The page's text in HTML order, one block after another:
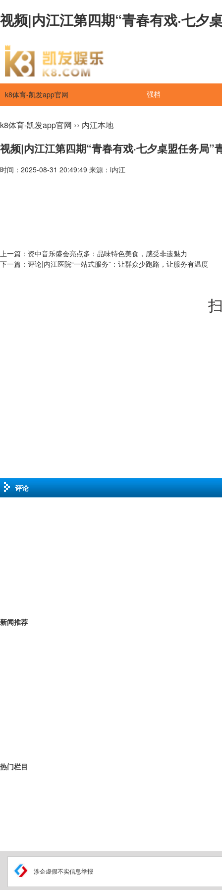
视频|内江江第四期“青春有戏·七夕
k8体育-凯发app官网 强档
k8体育-凯发app官网 ›› 内江本地
视频|内江江第四期“青春有戏·七夕桌盟任务局”
时间：2025-08-31 20:49:49 来源：i内江
上一篇： 资中音乐盛会亮点多：品味特色美食，感受非遗魅力
下一篇： 评论|内江医院“一站式服务”：让群众少跑路，让服务有温度
评论
新闻推荐
热门栏目
涉企虚假不实信息举报